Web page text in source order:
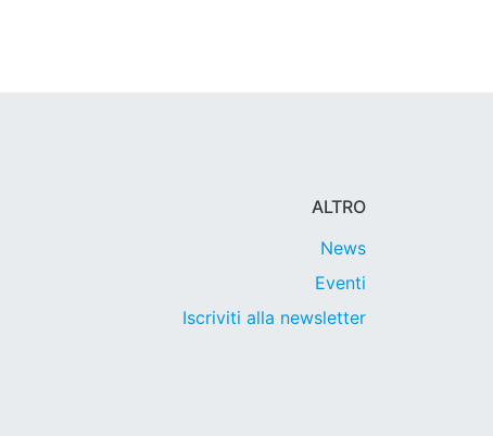
ALTRO
News
Eventi
Iscriviti alla newsletter